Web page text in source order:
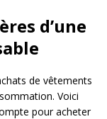
d’une
de vêtements
Voici
pour acheter